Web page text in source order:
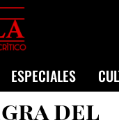
ESPECIALES
del